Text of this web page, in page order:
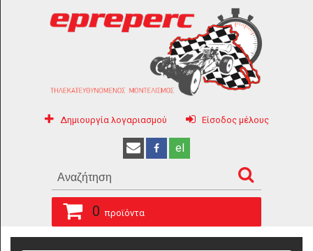
Δημιουργία λογαριασμού Είσοδος μέλους
el
0 προϊόντα